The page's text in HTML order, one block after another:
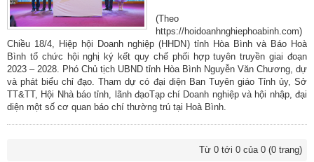
(Theo
https://hoidoanhnghiephoabinh.com)
Chiều 18/4, Hiệp hội Doanh nghiệp (HHDN) tỉnh Hòa Bình và Báo Hoà
Bình tổ chức hội nghị ký kết quy chế phối hợp tuyên truyền giai đoạn
2023 – 2028. Phó Chủ tịch UBND tỉnh Hòa Bình Nguyễn Văn Chương, dự
và phát biểu chỉ đạo. Tham dự có đại diện Ban Tuyên giáo Tỉnh ủy, Sở
TT&TT, Hội Nhà báo tỉnh, lãnh đạoTạp chí Doanh nghiệp và hội nhập, đại
diện một số cơ quan báo chí thường trú tại Hoà Bình.
Từ 0 tới 0 của 0 (0 trang)